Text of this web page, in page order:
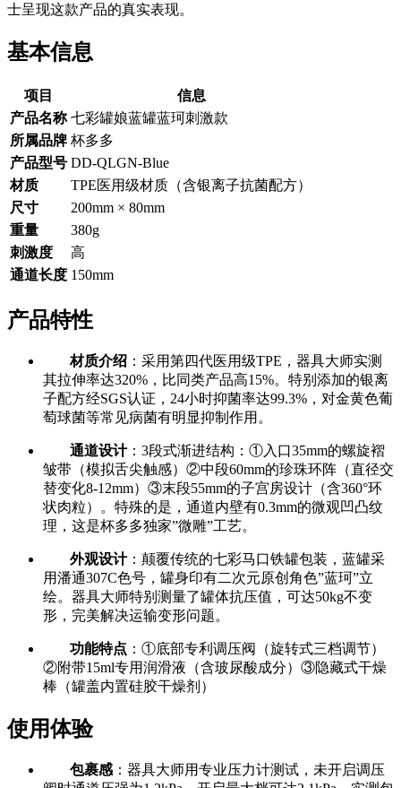
士呈现这款产品的真实表现。
基本信息
项目
信息
产品名称 七彩罐娘蓝罐蓝珂刺激款
所属品牌 杯多多
产品型号 DD-QLGN-Blue
材质
TPE医用级材质（含银离子抗菌配方）
尺寸
200mm × 80mm
重量
380g
刺激度
高
通道长度 150mm
产品特性
材质介绍 ：采用第四代医用级TPE，器具大师实测
其拉伸率达320%，比同类产品高15%。特别添加的银离
子配方经SGS认证，24小时抑菌率达99.3%，对金黄色葡
萄球菌等常见病菌有明显抑制作用。
通道设计：3段式渐进结构：①入口35mm的螺旋褶
皱带（模拟舌尖触感）②中段60mm的珍珠环阵（直径交
替变化8-12mm）③末段55mm的子宫房设计（含360°环
状肉粒）。特殊的是，通道内壁有0.3mm的微观凹凸纹
理，这是杯多多独家”微雕”工艺。
外观设计：颠覆传统的七彩马口铁罐包装，蓝罐采
用潘通307C色号，罐身印有二次元原创角色”蓝珂”立
绘。器具大师特别测量了罐体抗压值，可达50kg不变
形，完美解决运输变形问题。
功能特点 ：①底部专利调压阀（旋转式三档调节）
②附带15ml专用润滑液（含玻尿酸成分）③隐藏式干燥
棒（罐盖内置硅胶干燥剂）
使用体验
包裹感 ：器具大师用专业压力计测试，未开启调压